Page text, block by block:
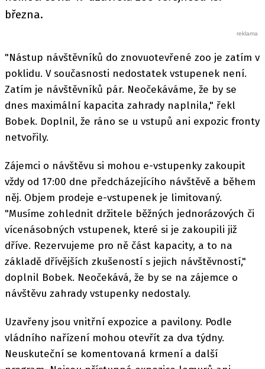
března.
"Nástup návštěvníků do znovuotevřené zoo je zatím v
poklidu. V současnosti nedostatek vstupenek není.
Zatím je návštěvníků pár. Neočekáváme, že by se
dnes maximální kapacita zahrady naplnila," řekl
Bobek. Doplnil, že ráno se u vstupů ani expozic fronty
netvořily.
Zájemci o návštěvu si mohou e-vstupenky zakoupit
vždy od 17:00 dne předcházejícího návštěvě a během
něj. Objem prodeje e-vstupenek je limitovaný.
"Musíme zohlednit držitele běžných jednorázových či
vícenásobných vstupenek, které si je zakoupili již
dříve. Rezervujeme pro ně část kapacity, a to na
základě dřívějších zkušeností s jejich návštěvností,"
doplnil Bobek. Neočekává, že by se na zájemce o
návštěvu zahrady vstupenky nedostaly.
Uzavřeny jsou vnitřní expozice a pavilony. Podle
vládního nařízení mohou otevřít za dva týdny.
Neuskuteční se komentovaná krmení a další